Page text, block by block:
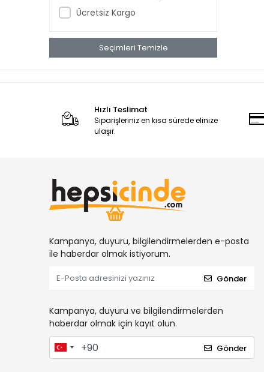
Ücretsiz Kargo
Seçimleri Temizle
Hızlı Teslimat
Siparişleriniz en kısa sürede elinize
ulaşır.
Kampanya, duyuru, bilgilendirmelerden e-posta
ile haberdar olmak istiyorum.
Gönder
Kampanya, duyuru ve bilgilendirmelerden
haberdar olmak için kayıt olun.
Gönder